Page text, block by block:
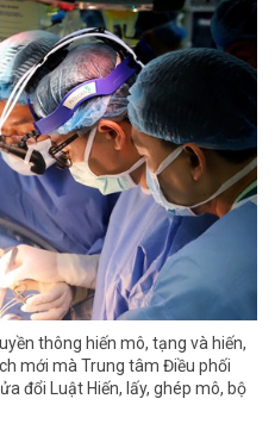
thông hiến mô, tạng và hiến,
mới mà Trung tâm Điều phối
đổi Luật Hiến, lấy, ghép mô, bộ